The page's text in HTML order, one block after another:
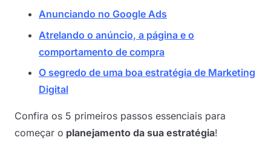
Anunciando no Google Ads
Atrelando o anúncio, a página e o
comportamento de compra
O segredo de uma boa estratégia de Marketing
Digital
Confira os 5 primeiros passos essenciais para
começar o planejamento da sua estratégia!